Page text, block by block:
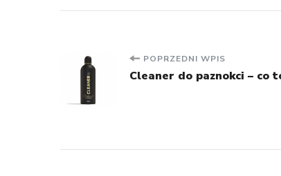
Nawigacja
wpisu
POPRZEDNI WPIS
Cleaner do paznokci – co